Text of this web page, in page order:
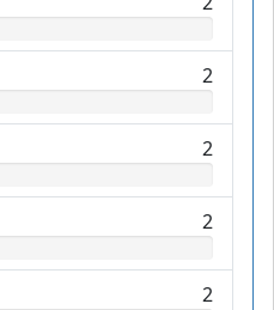
2
2
2
2